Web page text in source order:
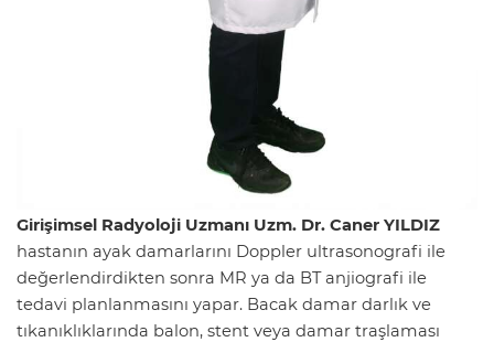
Girişimsel Radyoloji Uzmanı Uzm. Dr. Caner YILDIZ
hastanın ayak damarlarını Doppler ultrasonografi ile
değerlendirdikten sonra MR ya da BT anjiografi ile
tedavi planlanmasını yapar. Bacak damar darlık ve
tıkanıklıklarında balon, stent veya damar traşlaması